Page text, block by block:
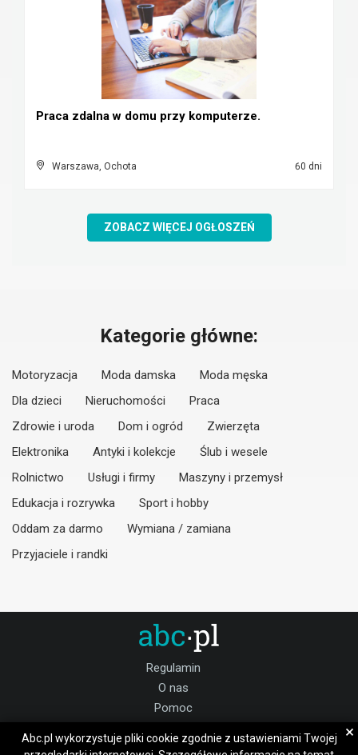
Praca zdalna w domu przy komputerze.
Warszawa, Ochota 60 dni
ZOBACZ WIĘCEJ OGŁOSZEŃ
Kategorie główne:
Motoryzacja Moda damska
Moda męska
Dla dzieci
Nieruchomości
Praca
Zdrowie i uroda
Dom i ogród
Zwierzęta
Elektronika
Antyki i kolekcje
Ślub i wesele
Rolnictwo
Usługi i firmy
Maszyny i przemysł
Edukacja i rozrywka
Sport i hobby
Oddam za darmo
Wymiana / zamiana
Przyjaciele i randki
Regulamin
O nas
Pomoc
Abc.pl wykorzystuje pliki cookie zgodnie z ustawieniami Twojej
×